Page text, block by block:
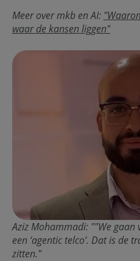
Meer over mkb en AI:
waar de kansen liggen"
Aziz Mohammadi: ""We gaan
een ‘agentic telco’. Dat is de
zitten."